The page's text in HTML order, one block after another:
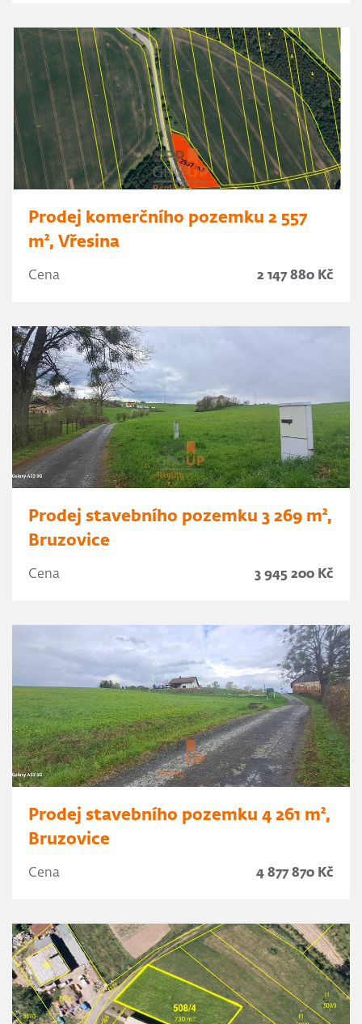
Prodej komerčního pozemku 2 557
m², Vřesina
Cena 2 147 880 Kč
Prodej stavebního pozemku 3 269 m²,
Bruzovice
Cena 3 945 200 Kč
Prodej stavebního pozemku 4 261 m²,
Bruzovice
Cena 4 877 870 Kč